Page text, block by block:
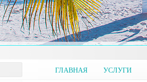
ГЛАВНАЯ УСЛУГИ